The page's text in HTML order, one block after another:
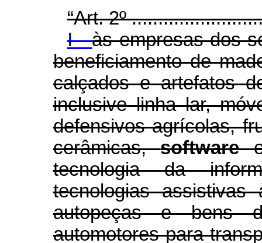
“Art. 2º
I -às empresas dos
beneficiamento de
calçados e artefatos
inclusive linha lar,
defensivos agrícolas,
cerâmicas,software
tecnologia da
tecnologias
autopeças e bens
automotores para